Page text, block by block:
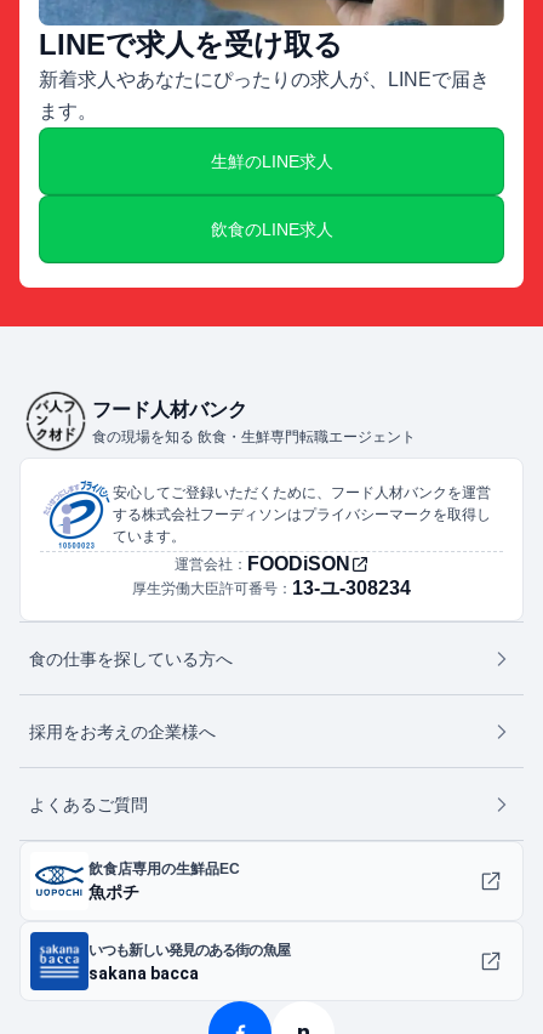
LINEで求人を受け取る
新着求人やあなたにぴったりの求人が、LINEで届き
ます。
生鮮のLINE求人
飲食のLINE求人
フード人材バンク
食の現場を知る 飲食・生鮮専門転職エージェント
安心してご登録いただくために、フード人材バンクを運営
する株式会社フーディソンはプライバシーマークを取得し
ています。
運営会社： FOODiSON
厚生労働大臣許可番号： 13-ユ-308234
食の仕事を探している方へ
採用をお考えの企業様へ
よくあるご質問
飲食店専用の生鮮品EC
魚ポチ
いつも新しい発見のある街の魚屋
sakana bacca